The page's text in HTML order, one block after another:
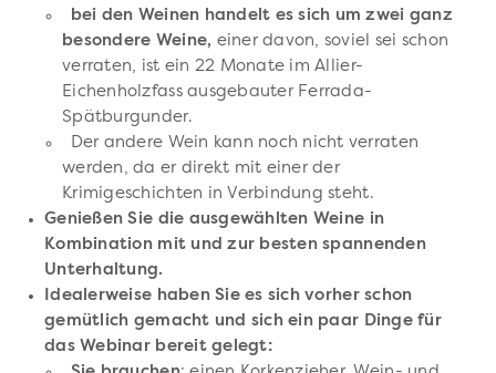
bei den Weinen handelt es sich um zwei ganz
besondere Weine, einer davon, soviel sei schon
verraten, ist ein 22 Monate im Allier-
Eichenholzfass ausgebauter Ferrada-
Spätburgunder.
Der andere Wein kann noch nicht verraten
werden, da er direkt mit einer der
Krimigeschichten in Verbindung steht.
Genießen Sie die ausgewählten Weine in
Kombination mit und zur besten spannenden
Unterhaltung.
Idealerweise haben Sie es sich vorher schon
gemütlich gemacht und sich ein paar Dinge für
das Webinar bereit gelegt: